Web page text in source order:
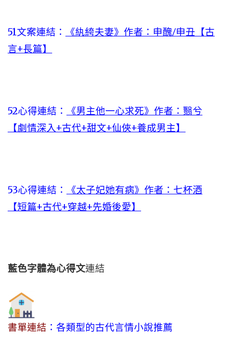
51文案連結：
《紈絝夫妻》作者：申醜/申丑【古
言+長篇】
52心得連結：
《男主他一心求死》作者：翳兮
【劇情深入+古代+甜文+仙俠+養成男主】
53心得連結：
《太子妃她有病》作者：七杯酒
【短篇+古代+穿越+先婚後愛】
藍色字體為心得文連結
書單連結 ：各類型的古代言情小說推薦